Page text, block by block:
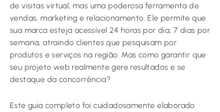
de visitas virtual, mas uma poderosa ferramenta de
vendas, marketing e relacionamento. Ele permite que
sua marca esteja acessível 24 horas por dia, 7 dias por
semana, atraindo clientes que pesquisam por
produtos e serviços na região. Mas como garantir que
seu projeto web realmente gere resultados e se
destaque da concorrência?
Este guia completo foi cuidadosamente elaborado